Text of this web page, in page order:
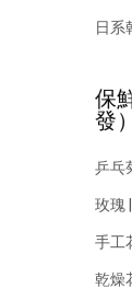
日系
保
發）
乒乓
玫瑰
手工
乾燥